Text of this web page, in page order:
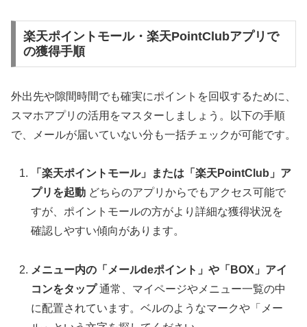
楽天ポイントモール・楽天PointClubアプリで
の獲得手順
外出先や隙間時間でも確実にポイントを回収するために、
スマホアプリの活用をマスターしましょう。以下の手順
で、メールが届いていない分も一括チェックが可能です。
「楽天ポイントモール」または「楽天PointClub」ア
プリを起動 どちらのアプリからでもアクセス可能で
すが、ポイントモールの方がより詳細な獲得状況を
確認しやすい傾向があります。
メニュー内の「メールdeポイント」や「BOX」アイ
コンをタップ通常、マイページやメニュー一覧の中
に配置されています。ベルのようなマークや「メー